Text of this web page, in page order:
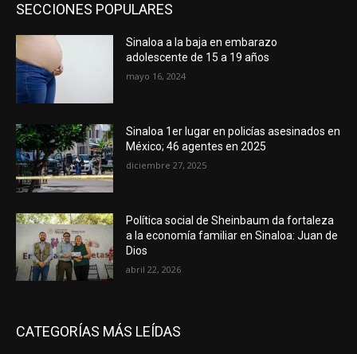
SECCIONES POPULARES
Sinaloa a la baja en embarazo
adolescente de 15 a 19 años
mayo 16, 2024
Sinaloa 1er lugar en policías asesinados en
México; 46 agentes en 2025
diciembre 27, 2025
Política social de Sheinbaum da fortaleza
a la economía familiar en Sinaloa: Juan de
Dios
abril 22, 2026
CATEGORÍAS MÁS LEÍDAS